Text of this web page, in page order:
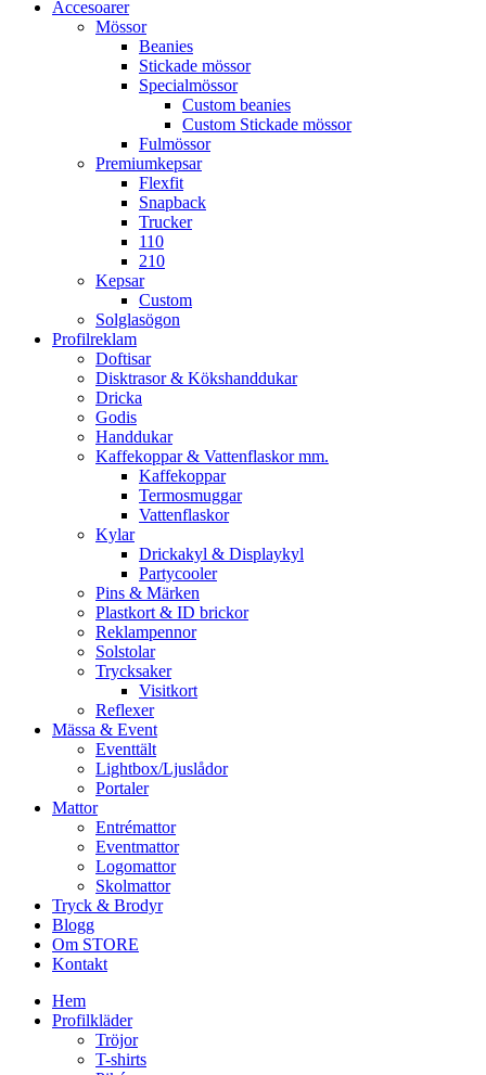
Accesoarer
Mössor
Beanies
Stickade mössor
Specialmössor
Custom beanies
Custom Stickade mössor
Fulmössor
Premiumkepsar
Flexfit
Snapback
Trucker
110
210
Kepsar
Custom
Solglasögon
Profilreklam
Doftisar
Disktrasor & Kökshanddukar
Dricka
Godis
Handdukar
Kaffekoppar & Vattenflaskor mm.
Kaffekoppar
Termosmuggar
Vattenflaskor
Kylar
Drickakyl & Displaykyl
Partycooler
Pins & Märken
Plastkort & ID brickor
Reklampennor
Solstolar
Trycksaker
Visitkort
Reflexer
Mässa & Event
Eventtält
Lightbox/Ljuslådor
Portaler
Mattor
Entrémattor
Eventmattor
Logomattor
Skolmattor
Tryck & Brodyr
Blogg
Om STORE
Kontakt
Hem
Profilkläder
Tröjor
T-shirts